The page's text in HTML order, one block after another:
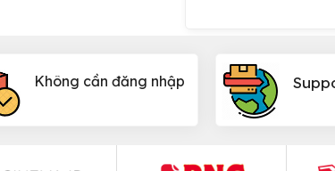
Không cần đăng nhập